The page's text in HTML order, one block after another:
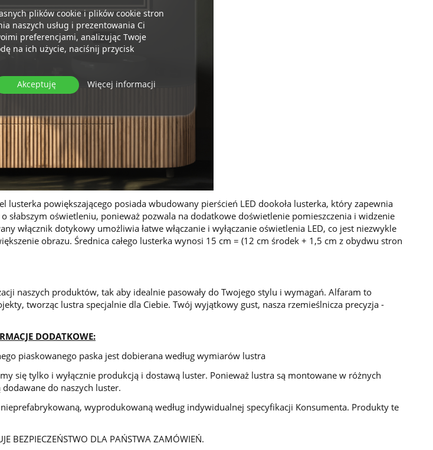
lusterka powiększającego posiada wbudowany pierścień LED dookoła lusterka, który zapewnia
słabszym oświetleniu, ponieważ pozwala na dodatkowe doświetlenie pomieszczenia i widzenie
włącznik dotykowy umożliwia łatwe włączanie i wyłączanie oświetlenia LED, co jest niezwykle
obrazu. Średnica całego lusterka wynosi 15 cm = (12 cm środek + 1,5 cm z obydwu stron
naszych produktów, tak aby idealnie pasowały do Twojego stylu i wymagań. Alfaram to
tworząc lustra specjalnie dla Ciebie. Twój wyjątkowy gust, nasza rzemieślnicza precyzja -
DODATKOWE:
piaskowanego paska jest dobierana według wymiarów lustra
się tylko i wyłącznie produkcją i dostawą luster. Ponieważ lustra są montowane w różnych
do naszych luster.
wyprodukowaną według indywidualnej specyfikacji Konsumenta. Produkty te
BEZPIECZEŃSTWO DLA PAŃSTWA ZAMÓWIEŃ.
plików cookie i plików cookie stron
naszych usług i prezentowania Ci
preferencjami, analizując Twoje
na ich użycie, naciśnij przycisk
Więcej informacji
Akceptuję